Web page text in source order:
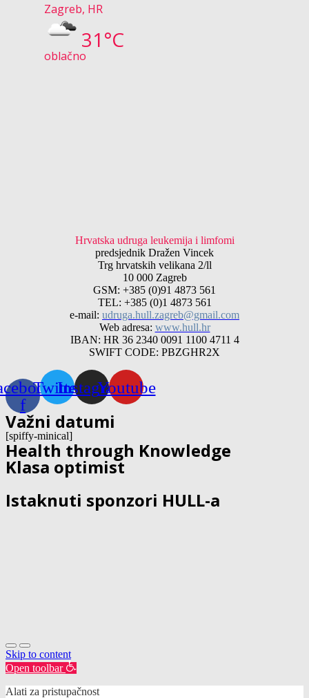
Zagreb, HR
31°C
oblačno
Hrvatska udruga leukemija i limfomi
predsjednik Dražen Vincek
Trg hrvatskih velikana 2/ll
10 000 Zagreb
GSM: +385 (0)91 4873 561
TEL: +385 (0)1 4873 561
e-mail: udruga.hull.zagreb@gmail.com
Web adresa: www.hull.hr
IBAN: HR 36 2340 0091 1100 4711 4
SWIFT CODE: PBZGHR2X
f
TwitterInstagramYoutube
Važni datumi
[spiffy-minical]
Health through Knowledge
Klasa optimist
Istaknuti sponzori HULL-a
Skip to content
Open toolbar
Alati za pristupačnost